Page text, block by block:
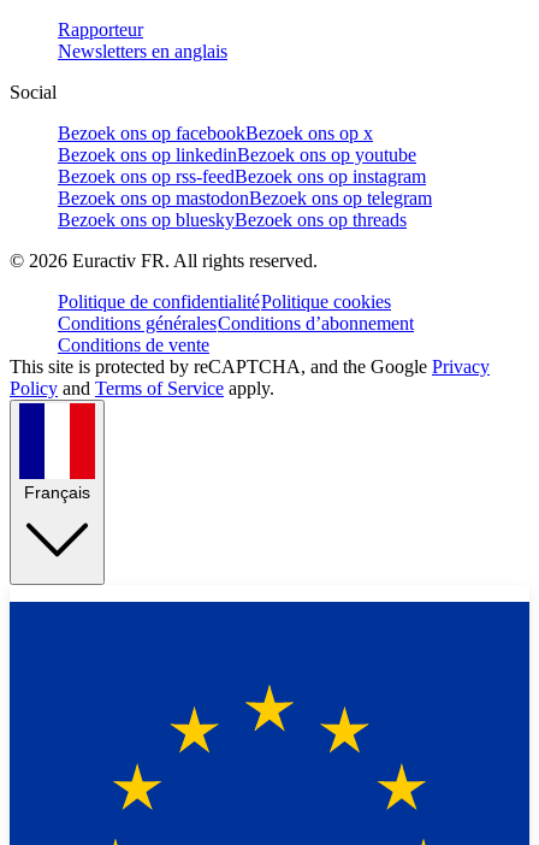
Rapporteur
Newsletters en anglais
Social
Bezoek ons op facebookBezoek ons op x
Bezoek ons op linkedinBezoek ons op youtube
Bezoek ons op rss-feedBezoek ons op instagram
Bezoek ons op mastodonBezoek ons op telegram
Bezoek ons op blueskyBezoek ons op threads
© 2026 Euractiv FR. All rights reserved.
Politique de confidentialitéPolitique cookies
Conditions généralesConditions d’abonnement
Conditions de vente
This site is protected by reCAPTCHA, and the Google Privacy
Policy and Terms of Service apply.
Français